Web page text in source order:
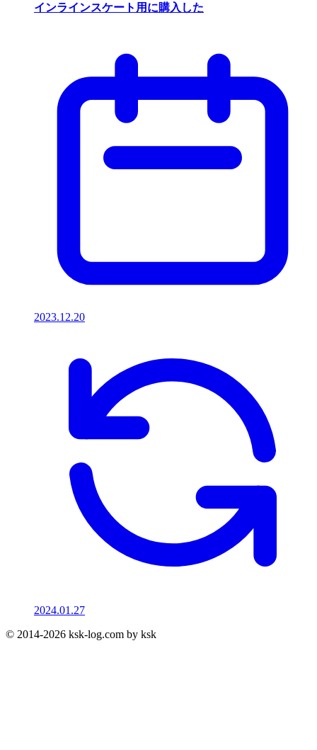
インラインスケート用に購入した
2023.12.20
2024.01.27
© 2014-2026 ksk-log.com by ksk